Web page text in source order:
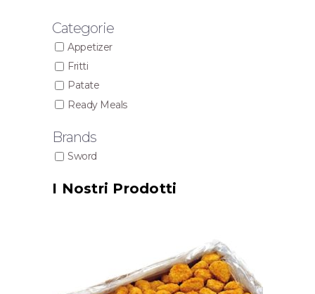
Categorie
Appetizer
Fritti
Patate
Ready Meals
Brands
Sword
I Nostri Prodotti